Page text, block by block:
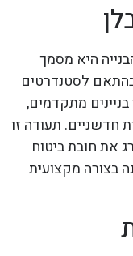
היא מסמך
לסטנדרטים
מתקדמים,
חדשניים. תעודה זו
את חובת ביטוח
בצורה מקצועית